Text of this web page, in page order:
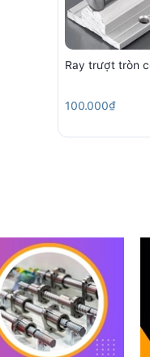
Ray trượt tròn
100.000₫